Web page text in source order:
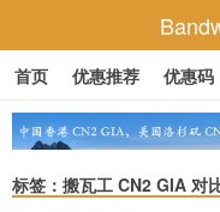
首页 优惠推荐 优惠码
标签：搬瓦工 CN2 GIA 对